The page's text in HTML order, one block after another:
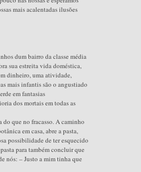
mais acalentadas ilusões
dum bairro da classe média
sua estreita vida doméstica,
dinheiro, uma atividade,
mais infantis são o angustiado
em fantasias
dos mortais em todas as
que no fracasso. A caminho
em casa, abre a pasta,
possibilidade de ter esquecido
para também concluir que
nós: – Justo a mim tinha que